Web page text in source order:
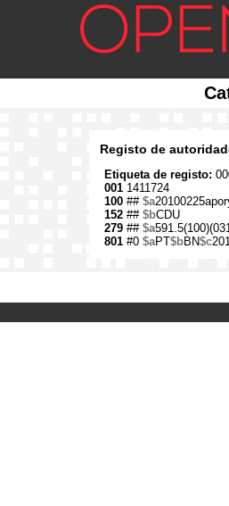
Registo de
Etiqueta de registo:
001 1411724
100 ## $a
152 ## $bCDU
279 ## $a
801 #0 $aPT$bBN$c